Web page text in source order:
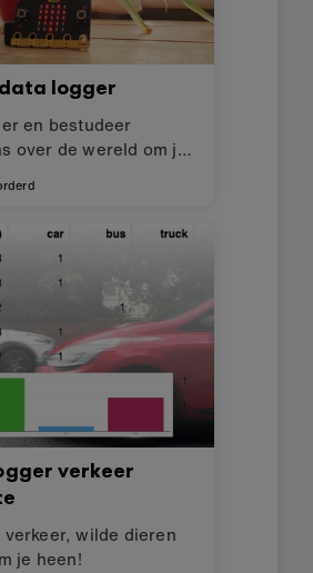
logger
en bestudeer
over de wereld om je
verkeer
verkeer, wilde dieren
je heen!